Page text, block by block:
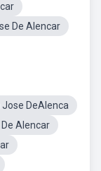
De Alencar
DeAlenca
Alencar